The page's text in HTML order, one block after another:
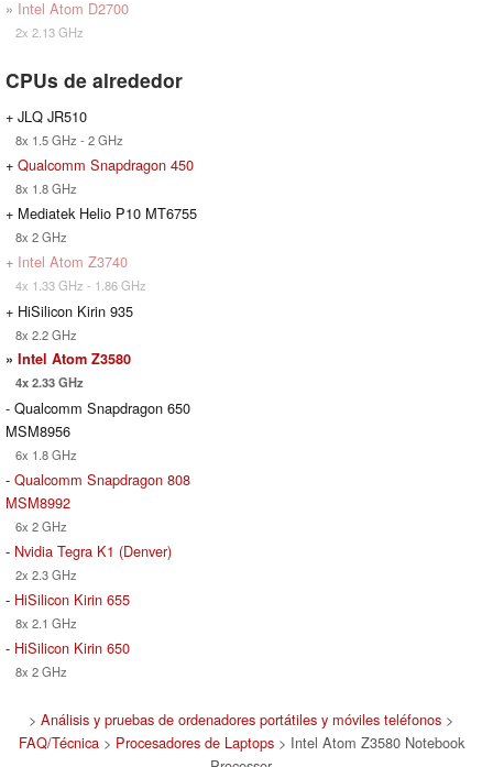
» Intel Atom D2700
2x 2.13 GHz
CPUs de alrededor
+ JLQ JR510
8x 1.5 GHz - 2 GHz
+ Qualcomm Snapdragon 450
8x 1.8 GHz
+ Mediatek Helio P10 MT6755
8x 2 GHz
+ Intel Atom Z3740
4x 1.33 GHz - 1.86 GHz
+ HiSilicon Kirin 935
8x 2.2 GHz
» Intel Atom Z3580
4x 2.33 GHz
- Qualcomm Snapdragon 650
MSM8956
6x 1.8 GHz
- Qualcomm Snapdragon 808
MSM8992
6x 2 GHz
- Nvidia Tegra K1 (Denver)
2x 2.3 GHz
- HiSilicon Kirin 655
8x 2.1 GHz
- HiSilicon Kirin 650
8x 2 GHz
> Análisis y pruebas de ordenadores portátiles y móviles teléfonos >
FAQ/Técnica> Procesadores de Laptops> Intel Atom Z3580 Notebook